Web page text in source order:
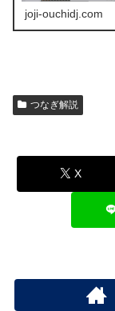
joji-ouchidj.com
つなぎ解説
X